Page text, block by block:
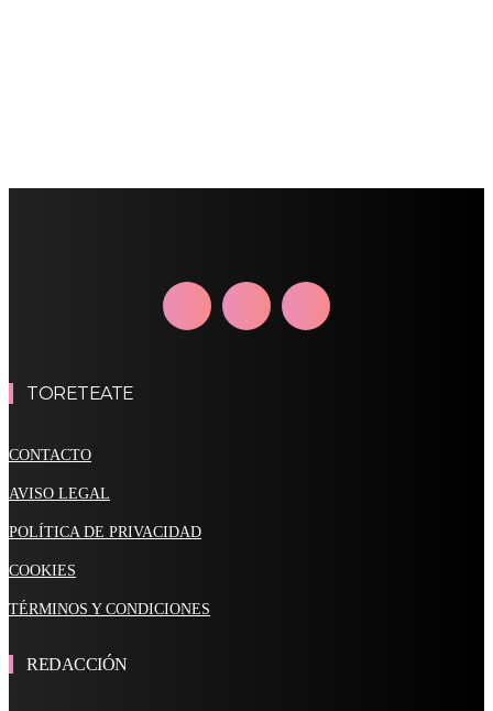
TORETEATE
CONTACTO
AVISO LEGAL
POLÍTICA DE PRIVACIDAD
COOKIES
TÉRMINOS Y CONDICIONES
REDACCIÓN